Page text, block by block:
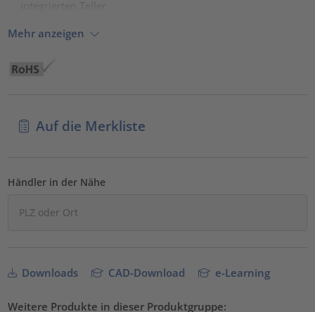
Mehr anzeigen
Auf die Merkliste
Händler in der Nähe
Downloads CAD-Download e-Learning
Weitere Produkte in dieser Produktgruppe: